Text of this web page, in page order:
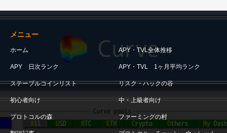
メニュー
ホーム APY・TVL全体推移
APY 日次ランク APY・TVL 1ヶ月平均ランク
ステーブルコインリスト リスク・ハックの谷
初心者向け 中・上級者向け
プロトコルの森 ファーミングの村